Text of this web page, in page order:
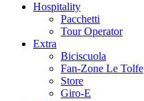
Hospitality
Pacchetti
Tour Operator
Extra
Biciscuola
Fan-Zone Le Tolfe
Store
Giro-E